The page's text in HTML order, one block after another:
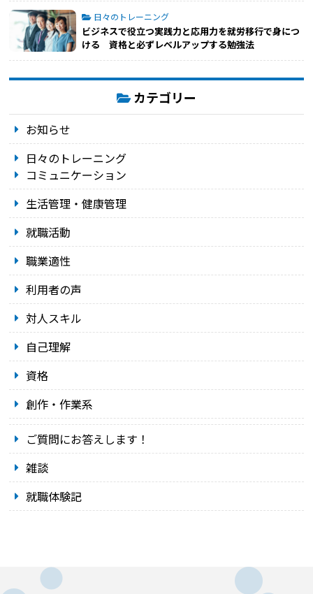
日々のトレーニング
ビジネスで役立つ実践力と応用力を就労移行で身につ
ける 資格と必ずレベルアップする勉強法
カテゴリー
お知らせ
日々のトレーニング
コミュニケーション
生活管理・健康管理
就職活動
職業適性
利用者の声
対人スキル
自己理解
資格
創作・作業系
ご質問にお答えします！
雑談
就職体験記